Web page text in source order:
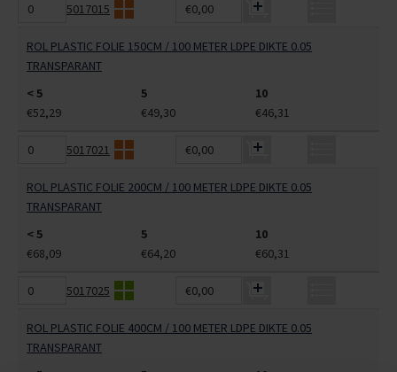
5017015 €0,00
ROL PLASTIC FOLIE 150CM / 100 METER LDPE DIKTE 0.05
TRANSPARANT
< 5
5
10
€52,29
€49,30 €46,31
5017021 €0,00
ROL PLASTIC FOLIE 200CM / 100 METER LDPE DIKTE 0.05
TRANSPARANT
< 5
5
10
€68,09
€64,20 €60,31
5017025 €0,00
ROL PLASTIC FOLIE 400CM / 100 METER LDPE DIKTE 0.05
TRANSPARANT